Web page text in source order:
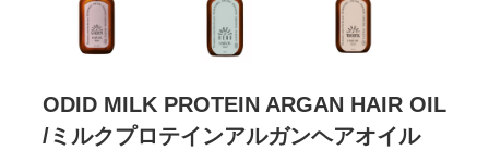
ODID MILK PROTEIN ARGAN HAIR OIL
/ミルクプロテインアルガンヘアオイル